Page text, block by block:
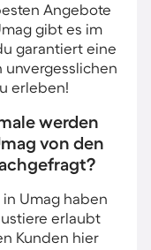
Angebote
gibt es im
garantiert eine
erleben!
werden
von den
Umag haben
erlaubt
Kunden hier